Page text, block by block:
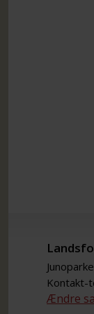
Kontakt-
Ændre